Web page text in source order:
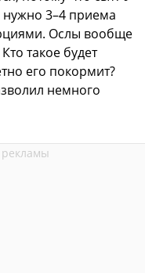
3–4 приема
Ослы вообще
такое будет
его покормит?
немного